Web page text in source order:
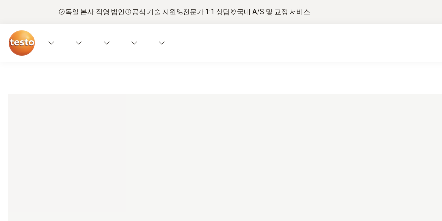
독일 본사 직영 법인 공식 기술 지원 전문가 1:1 상담 국내 A/S 및 교정 서비스